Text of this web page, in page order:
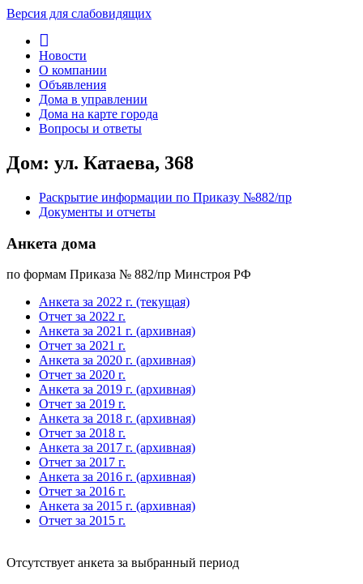
Версия для слабовидящих
Новости
О компании
Объявления
Дома в управлении
Дома на карте города
Вопросы и ответы
Дом: ул. Катаева, 368
Раскрытие информации по Приказу №882/пр
Документы и отчеты
Анкета дома
по формам Приказа № 882/пр Минстроя РФ
Анкета за 2022 г. (текущая)
Отчет за 2022 г.
Анкета за 2021 г. (архивная)
Отчет за 2021 г.
Анкета за 2020 г. (архивная)
Отчет за 2020 г.
Анкета за 2019 г. (архивная)
Отчет за 2019 г.
Анкета за 2018 г. (архивная)
Отчет за 2018 г.
Анкета за 2017 г. (архивная)
Отчет за 2017 г.
Анкета за 2016 г. (архивная)
Отчет за 2016 г.
Анкета за 2015 г. (архивная)
Отчет за 2015 г.
Отсутствует анкета за выбранный период